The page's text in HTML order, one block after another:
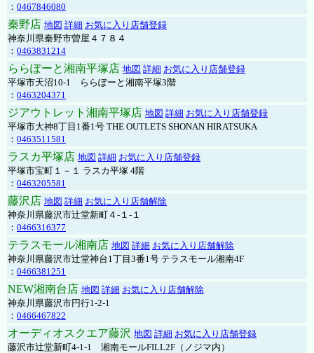
： 0467846080
秦野店 地図 詳細 お気に入り店舗登録
神奈川県秦野市曽屋４７８４
： 0463831214
ららぽーと湘南平塚店 地図 詳細 お気に入り店舗登録
平塚市天沼10-1 ららぽーと湘南平塚3階
： 0463204371
ジアウトレット湘南平塚店 地図 詳細 お気に入り店舗登録
平塚市大神8丁目1番1号 THE OUTLETS SHONAN HIRATSUKA
： 0463511581
ラスカ平塚店 地図 詳細 お気に入り店舗登録
平塚市宝町１－１ ラスカ平塚 4階
： 0463205581
藤沢店 地図 詳細 お気に入り店舗解除
神奈川県藤沢市辻堂新町４-１-１
： 0466316377
テラスモール湘南店 地図 詳細 お気に入り店舗解除
神奈川県藤沢市辻堂神台1丁目3番1号 テラスモール湘南4F
： 0466381251
NEW湘南台店 地図 詳細 お気に入り店舗解除
神奈川県藤沢市円行1-2-1
： 0466467822
オーディオスクエア藤沢 地図 詳細 お気に入り店舗登録
藤沢市辻堂新町4-1-1 湘南モールFILL2F（ノジマ内）